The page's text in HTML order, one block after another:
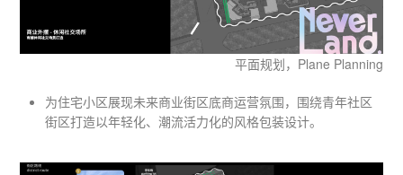
平面规划，Plane Planning
为住宅小区展现未来商业街区底商运营氛围，围绕青年社区
街区打造以年轻化、潮流活力化的风格包装设计。